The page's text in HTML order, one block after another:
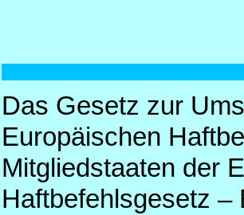
Das Gesetz zur
Europäischen
Mitgliedstaaten der
Haftbefehlsgesetz –